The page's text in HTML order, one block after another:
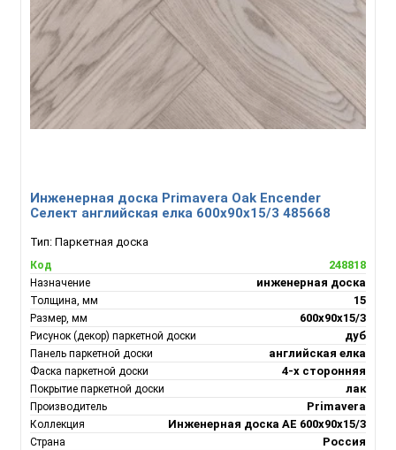
Инженерная доска Primavera Oak Encender
Селект английская елка 600х90х15/3 485668
Тип: Паркетная доска
Код 248818
Назначение инженерная доска
Толщина, мм 15
Размер, мм 600х90х15/3
Рисунок (декор) паркетной доски дуб
Панель паркетной доски английская елка
Фаска паркетной доски 4-х сторонняя
Покрытие паркетной доски лак
Производитель Primavera
Коллекция Инженерная доска АЕ 600х90х15/3
Страна Россия